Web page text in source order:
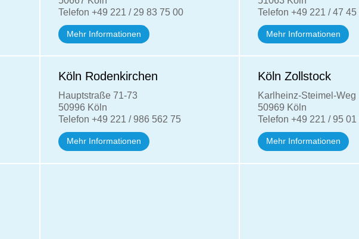
Telefon +49 221 / 29 83 75 00
Mehr Informationen
Telefon +49 221 / 47 45
Mehr Informationen
Köln Rodenkirchen
Hauptstraße 71-73
50996 Köln
Telefon +49 221 / 986 562 75
Mehr Informationen
Köln Zollstock
Karlheinz-Steimel-Weg
50969 Köln
Telefon +49 221 / 95
Mehr Informationen